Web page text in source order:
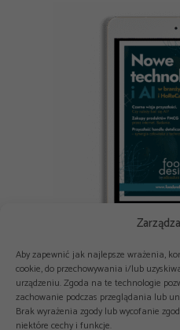
Aby zapewnić jak najlepsze wrażenia,
cookie, do przechowywania i/lub
urządzeniu. Zgoda na te technologie
zachowanie podczas przeglądania lub
Brak wyrażenia zgody lub wycofanie
niektóre cechy i funkcje.
E-book: Nowe technologie i AI